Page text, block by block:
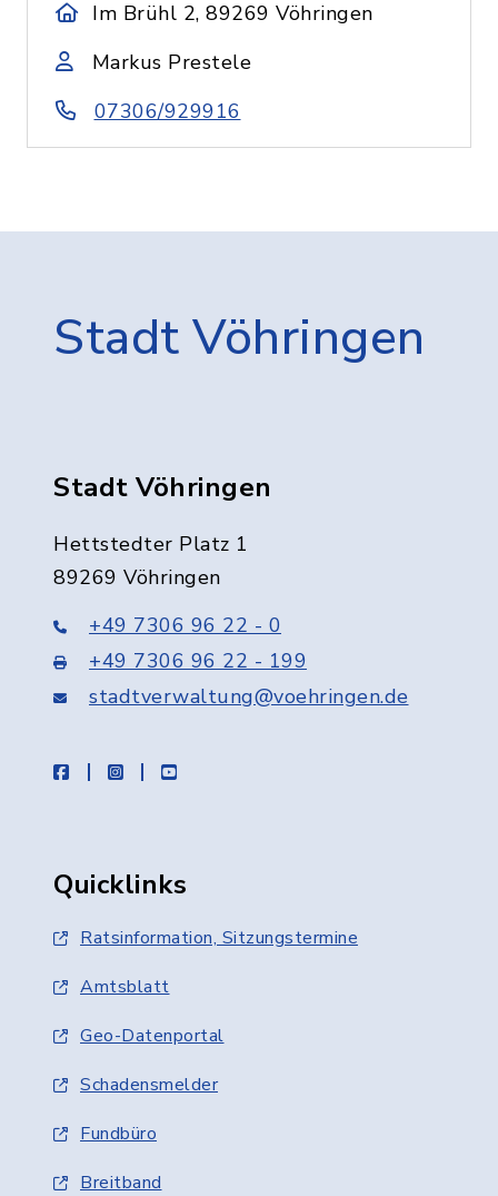
Im Brühl 2, 89269 Vöhringen
Markus Prestele
07306/929916
Stadt Vöhringen
Stadt Vöhringen
Hettstedter Platz 1
89269 Vöhringen
+49 7306 96 22 - 0
+49 7306 96 22 - 199
stadtverwaltung@voehringen.de
facebookinstagramyoutube
Quicklinks
Ratsinformation, Sitzungstermine
Amtsblatt
Geo-Datenportal
Schadensmelder
Fundbüro
Breitband